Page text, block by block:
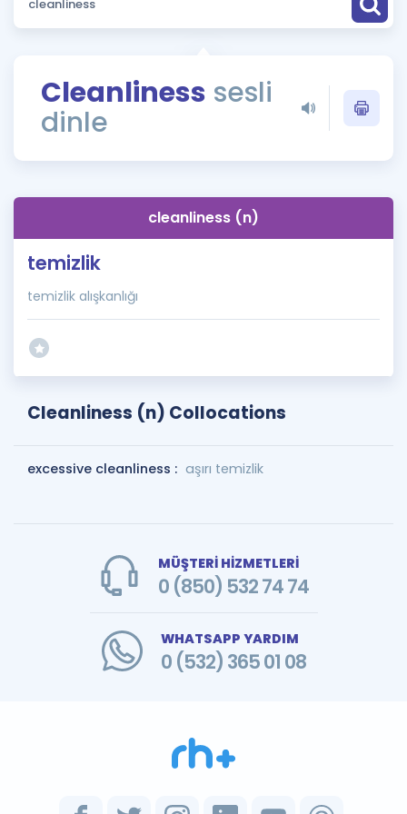
ÖSYM Sınav Takvimi
Kampanyalar
İngilizce Gramer
Cleanliness sesli
dinle
cleanliness (n)
temizlik
temizlik alışkanlığı
Cleanliness (n) Collocations
excessive cleanliness : aşırı temizlik
MÜŞTERİ HİZMETLERİ
0 (850) 532 74 74
WHATSAPP YARDIM
0 (532) 365 01 08